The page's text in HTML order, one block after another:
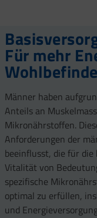
Für mehr
Männer haben
Anteils an
Mikronährstoffen.
Anforderungen der
beeinflusst, die für
Vitalität von
spezifische
optimal zu erfüllen,
und